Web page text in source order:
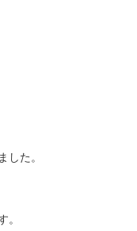
した。
。